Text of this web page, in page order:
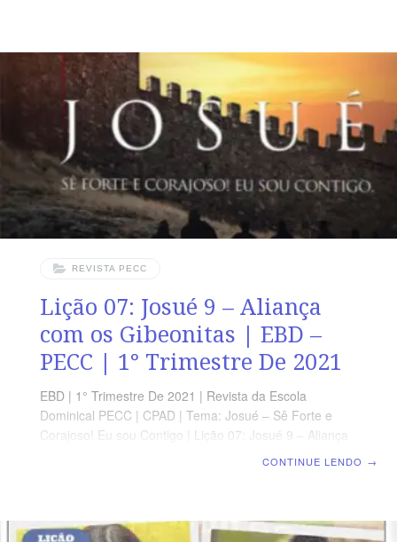
intimamente inserida nele, continuou fiel a Deus e ao
seu povo. OBJETIVOS DA LIÇÃO Entender que a única
alegria está no Senhor. Destacar que o verdadeiro
refúgio está em Deus.
REVISTA PECC
Lição 07: Josué 9 – Aliança
com os Gibeonitas | EBD –
PECC | 1° Trimestre De 2021
EBD | 1° Trimestre De 2021 | Revista da Escola
Dominical PECC | CPAD | Tema: Josué – Sê Forte e
Corajoso! Eu sou Contigo | Lição 07: Josué 9 – Aliança
Deus SUPLEMENTO EXCLUSIVO DO PROFESSOR
CONTINUE LENDO →